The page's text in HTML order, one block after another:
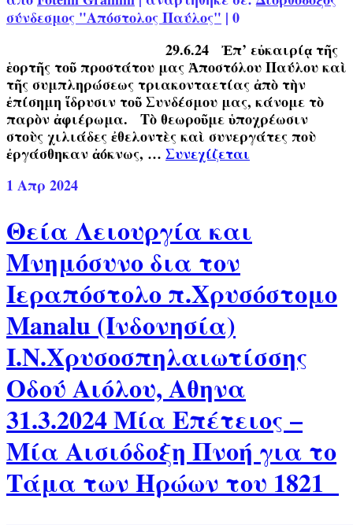
σύνδεσμος "Απόστολος Παύλος" | 0
29.6.24 Ἐπ’ εὐκαιρίᾳ τῆς
ἑορτῆς τοῦ προστάτου μας Ἀποστόλου Παύλου καὶ
τῆς συμπληρώσεως τριακονταετίας ἀπὸ τὴν
ἐπίσημη ἵδρυσιν τοῦ Συνδέσμου μας, κάνομε τὸ
παρὸν ἀφιέρωμα. Τὸ θεωροῦμε ὑποχρέωσιν
στοὺς χιλιάδες ἐθελοντὲς καὶ συνεργάτες ποὺ
ἐργάσθηκαν ἀόκνως, … Συνεχίζεται
1 Απρ 2024
Θεία Λειουργία και
Μνημόσυνο δια τον
Ιεραπόστολο π.Χρυσόστομο
Manalu (Ινδονησία)
Ι.Ν.Χρυσοσπηλαιωτίσσης
Οδού Αιόλου, Αθηνα
31.3.2024 Μία Επέτειος –
Μία Αισιόδοξη Πνοή για το
Τάμα των Ηρώων του 1821